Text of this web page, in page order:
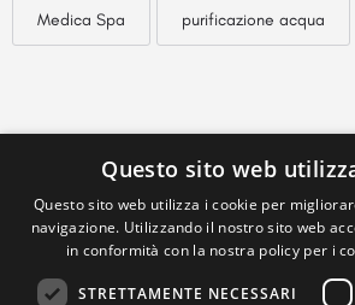
Medica Spa purificazione acqua
Questo sito web
Questo sito web utilizza i cookie per
navigazione. Utilizzando il nostro sito web
in conformità con la nostra policy per i
STRETTAMENTE NECESSARI